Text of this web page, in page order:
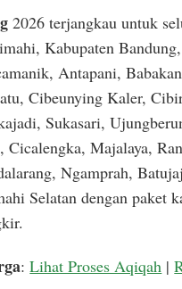
2026 terjangkau untuk
Kabupaten
Antapani,
Cibeunying Kaler,
Sukasari,
Cicalengka, Majalaya,
Ngamprah,
Selatan dengan paket
:Lihat Proses Aqiqah |